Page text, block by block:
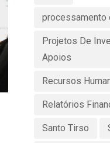
processamento
Projetos De
Apoios
Recursos
Relatórios
Santo Tirso